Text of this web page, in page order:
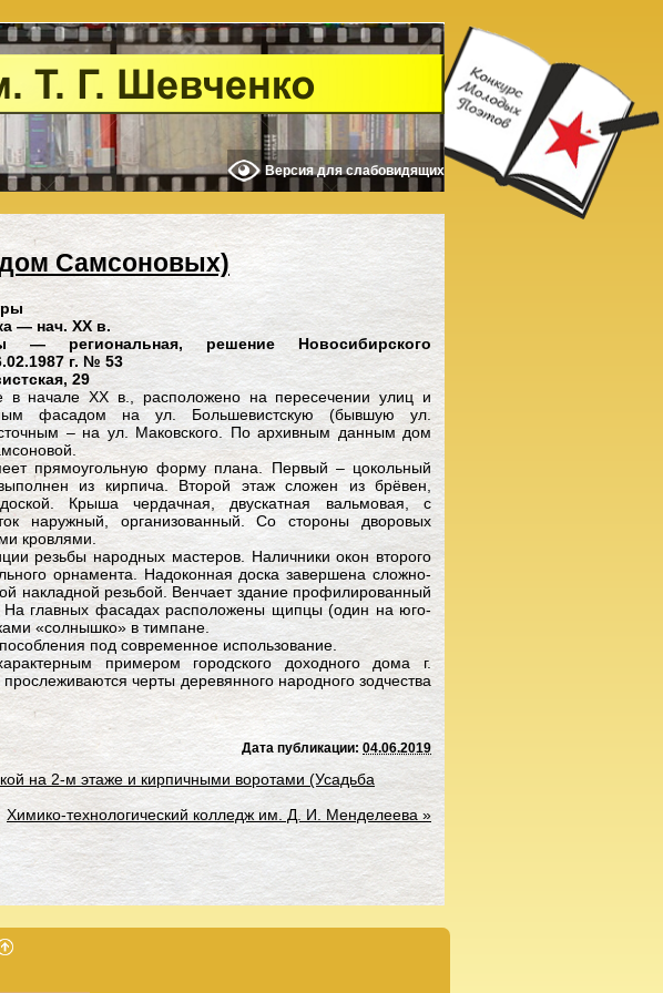
Версия для слабовидящих
Самсоновых)
— нач. ХХ в.
— региональная, решение Новосибирского
г. № 53
29
в начале ХХ в., расположено на пересечении улиц и
фасадом на ул. Большевистскую (бывшую ул.
– на ул. Маковского. По архивным данным дом
прямоугольную форму плана. Первый – цокольный
из кирпича. Второй этаж сложен из брёвен,
Крыша чердачная, двускатная вальмовая, с
наружный, организованный. Со стороны дворовых
кровлями.
резьбы народных мастеров. Наличники окон второго
орнамента. Надоконная доска завершена сложно-
накладной резьбой. Венчает здание профилированный
На главных фасадах расположены щипцы (один на юго-
«солнышко» в тимпане.
под современное использование.
примером городского доходного дома г.
черты деревянного народного зодчества
Дата публикации: 04.06.2019
на 2-м этаже и кирпичными воротами (Усадьба
Химико-технологический колледж им. Д. И. Менделеева »